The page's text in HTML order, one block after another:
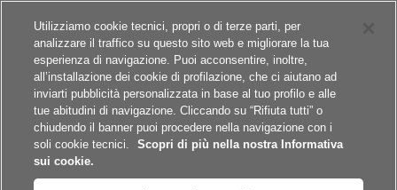
A
Utilizziamo cookie tecnici, propri o di terze parti, per
analizzare il traffico su questo sito web e migliorare la tua
esperienza di navigazione. Puoi acconsentire, inoltre,
all’installazione dei cookie di profilazione, che ci aiutano ad
inviarti pubblicità personalizzata in base al tuo profilo e alle
tue abitudini di navigazione. Cliccando su “Rifiuta tutti” o
chiudendo il banner puoi procedere nella navigazione con i
soli cookie tecnici.
Scopri di più nella nostra Informativa
sui cookie.